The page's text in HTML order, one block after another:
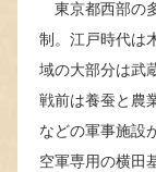
東京都西部の
制。江戸時代は
域の大部分は武
戦前は養蚕と農
などの軍事施設
空軍専用の横田